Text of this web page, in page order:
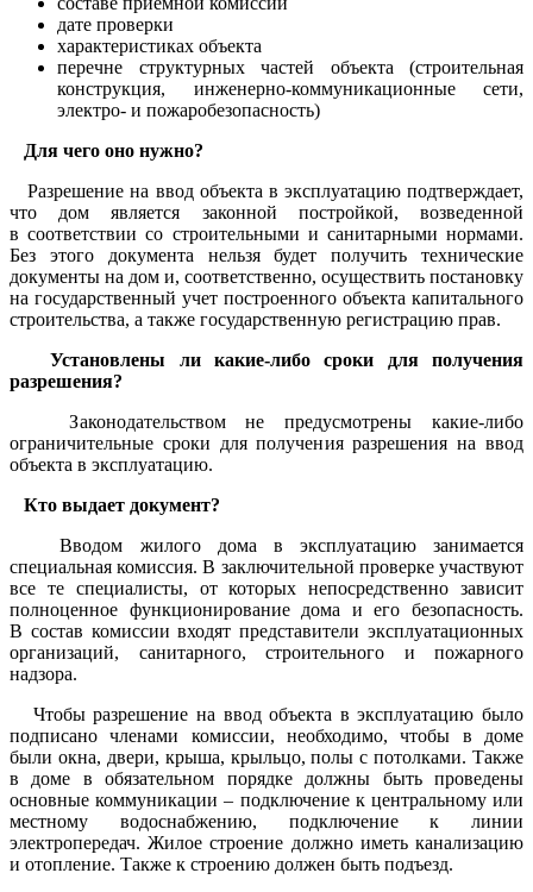
дате проверки
характеристиках объекта
перечне структурных частей объекта (строительная
конструкция, инженерно-коммуникационные сети,
электро- и пожаробезопасность)
Для чего оно нужно?
Разрешение на ввод объекта в эксплуатацию подтверждает,
что дом является законной постройкой, возведенной
в соответствии со строительными и санитарными нормами.
Без этого документа нельзя будет получить технические
документы на дом и, соответственно, осуществить постановку
на государственный учет построенного объекта капитального
строительства, а также государственную регистрацию прав.
Установлены ли какие-либо сроки для получения
разрешения?
Законодательством не предусмотрены какие-либо
ограничительные сроки для получения разрешения на ввод
объекта в эксплуатацию.
Кто выдает документ?
Вводом жилого дома в эксплуатацию занимается
специальная комиссия. В заключительной проверке участвуют
все те специалисты, от которых непосредственно зависит
полноценное функционирование дома и его безопасность.
В состав комиссии входят представители эксплуатационных
организаций, санитарного, строительного и пожарного
надзора.
Чтобы разрешение на ввод объекта в эксплуатацию было
подписано членами комиссии, необходимо, чтобы в доме
были окна, двери, крыша, крыльцо, полы с потолками. Также
в доме в обязательном порядке должны быть проведены
основные коммуникации – подключение к центральному или
местному водоснабжению, подключение к линии
электропередач. Жилое строение должно иметь канализацию
и отопление. Также к строению должен быть подъезд.